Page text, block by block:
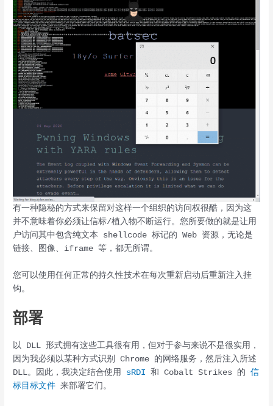
有一种隐秘的方式来保留对这样一个组织的访问权很酷，因为这
并不意味着你必须让信标/植入物不断运行。您所要做的就是让用
户访问其中包含纯文本 shellcode 标记的 Web 资源，无论是
链接、图像、iframe 等，都无所谓。
您可以使用任何正常的持久性技术在每次重新启动后重新注入挂
钩。
部署
以 DLL 形式拥有这些工具很有用，但对于参与来说不是很实用，
因为我必须以某种方式识别 Chrome 的网络服务，然后注入所述
DLL。因此，我决定结合使用 sRDI 和 Cobalt Strikes 的信
标目标文件 来部署它们。